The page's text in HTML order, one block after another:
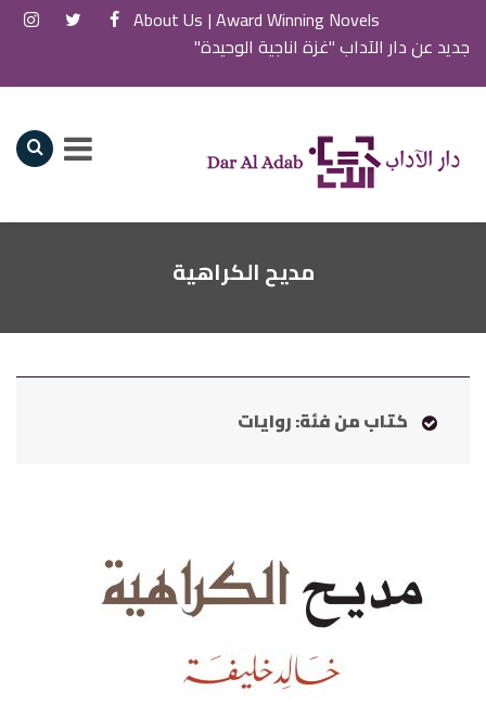
Award Winning Novels |
About Us
جديد عن دار الآداب "غزة اناجية الوحيدة"
مديح الكراهية
كتاب من فئة: روايات